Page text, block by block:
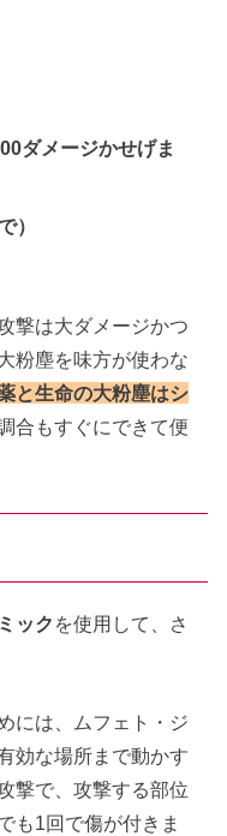
ダメージかせげま
）
撃は大ダメージかつ
粉塵を味方が使わな
と生命の大粉塵はシ
合もすぐにできて便
ック を使用して、さ
には、ムフェト・ジ
効な場所まで動かす
撃で、攻撃する部位
も1回で傷が付きま